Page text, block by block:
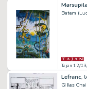
Batem
Tajan 12/
Lefranc,
Gilles